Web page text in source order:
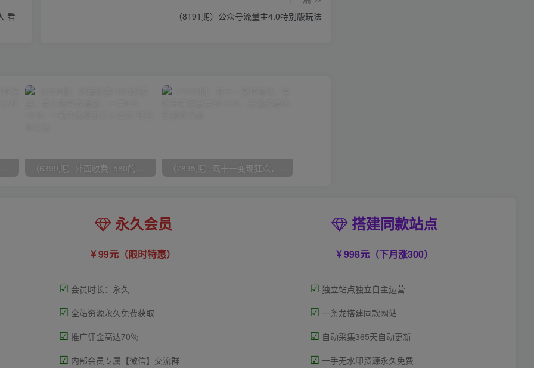
看
（8191期）公众号流量主4.0特别版玩法
：解决商家4大痛点，学会分析数据，打造爆款！ （6399期）外面收费1580的项目，真人照片改漫画，一单9.9-19.9，一部手机实现月入过万 （7835期）双十一变现狂欢，单账号稳定出券50-300，无脑式操作
永久会员
99元（限时特惠）
☑ 会员时长：永久
☑ 全站资源永久免费获取
☑ 推广佣金高达70％
☑ 内部会员专属【微信】交流群
搭建同款站点
998元（下月涨300）
☑ 独立站点独立自主运营
☑ 一条龙搭建同款网站
☑ 自动采集365天自动更新
☑ 一手无水印资源永久免费